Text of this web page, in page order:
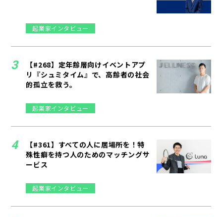
起業家インタビュー
【#268】定年齢層向けイベントアプ
リ『シュミタイム』で、高齢者の社会
的孤立を救う。
起業家インタビュー
【#361】すべての人に居場所を！特
殊性癖を持つ人のためのマッチングサ
ービス
起業家インタビュー